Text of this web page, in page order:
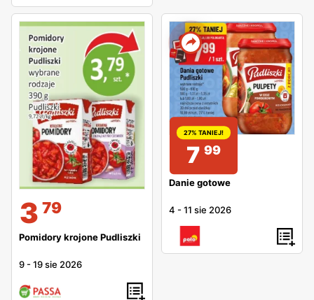
3 79
Pomidory krojone Pudliszki
9 -19 sie 2026
27% TANIEJ!
7 99
Danie gotowe
4 -11 sie 2026